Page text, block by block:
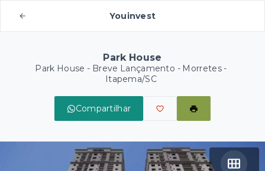
Youinvest
Park House
Park House - Breve Lançamento - Morretes -
Itapema/SC
Compartilhar